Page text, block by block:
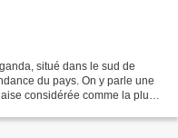
situé dans le sud de
du pays. On y parle une
considérée comme la plus